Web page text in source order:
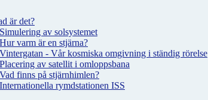
är det?
av solsystemet
varm är en stjärna?
- Vår kosmiska omgivning i ständig rörelse
av satellit i omloppsbana
finns på stjärnhimlen?
rymdstationen ISS